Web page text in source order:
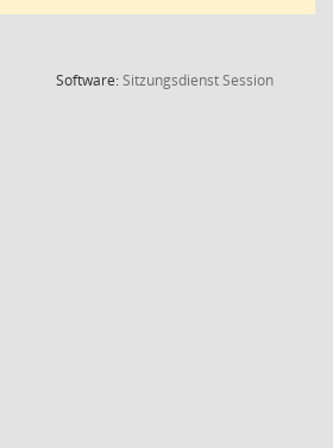
Software:SitzungsdienstSession(Wird in